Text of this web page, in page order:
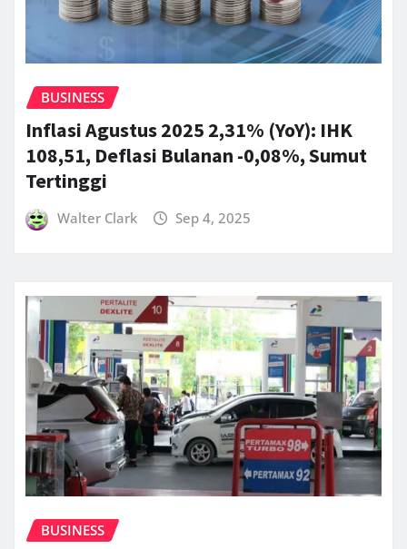
BUSINESS
Inflasi Agustus 2025 2,31% (YoY): IHK
108,51, Deflasi Bulanan -0,08%, Sumut
Tertinggi
Walter Clark Sep 4, 2025
BUSINESS